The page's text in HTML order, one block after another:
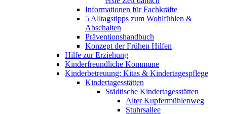
Informationen für Fachkräfte
5 Alltagstipps zum Wohlfühlen &
Abschalten
Präventionshandbuch
Konzept der Frühen Hilfen
Hilfe zur Erziehung
Kinderfreundliche Kommune
Kinderbetreuung: Kitas & Kindertagespflege
Kindertagesstätten
Städtische Kindertagesstätten
Alter Kupfermühlenweg
Stuhrsallee